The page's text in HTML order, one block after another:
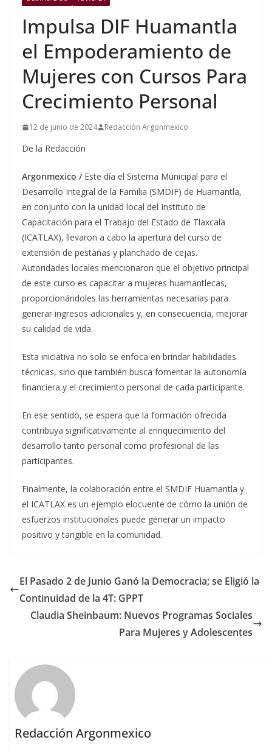
Impulsa DIF Huamantla
el Empoderamiento de
Mujeres con Cursos Para
Crecimiento Personal
12 de junio de 2024 Redacción Argonmexico
De la Redacción
Argonmexico / Este día el Sistema Municipal para el
Desarrollo Integral de la Familia (SMDIF) de Huamantla,
en conjunto con la unidad local del Instituto de
Capacitación para el Trabajo del Estado de Tlaxcala
(ICATLAX), llevaron a cabo la apertura del curso de
extensión de pestañas y planchado de cejas.
Autoridades locales mencionaron que el objetivo principal
de este curso es capacitar a mujeres huamantlecas,
proporcionándoles las herramientas necesarias para
generar ingresos adicionales y, en consecuencia, mejorar
su calidad de vida.
Esta iniciativa no solo se enfoca en brindar habilidades
técnicas, sino que también busca fomentar la autonomía
financiera y el crecimiento personal de cada participante.
En ese sentido, se espera que la formación ofrecida
contribuya significativamente al enriquecimiento del
desarrollo tanto personal como profesional de las
participantes.
Finalmente, la colaboración entre el SMDIF Huamantla y
el ICATLAX es un ejemplo elocuente de cómo la unión de
esfuerzos institucionales puede generar un impacto
positivo y tangible en la comunidad.
El Pasado 2 de Junio Ganó la Democracia; se Eligió la
Continuidad de la 4T: GPPT
Claudia Sheinbaum: Nuevos Programas Sociales
Para Mujeres y Adolescentes
Redacción Argonmexico